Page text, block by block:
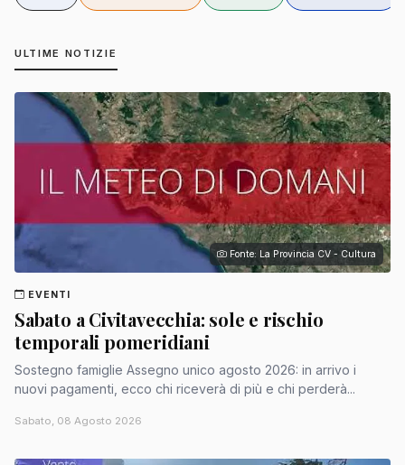
ULTIME NOTIZIE
Fonte: La Provincia CV - Cultura
EVENTI
Sabato a Civitavecchia: sole e rischio
temporali pomeridiani
Sostegno famiglie Assegno unico agosto 2026: in arrivo i
nuovi pagamenti, ecco chi riceverà di più e chi perderà...
Sabato, 08 Agosto 2026